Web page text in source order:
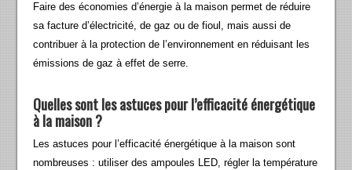
Faire des économies d’énergie à la maison permet de réduire
sa facture d’électricité, de gaz ou de fioul, mais aussi de
contribuer à la protection de l’environnement en réduisant les
émissions de gaz à effet de serre.
Quelles sont les astuces pour l’efficacité énergétique
à la maison ?
Les astuces pour l’efficacité énergétique à la maison sont
nombreuses : utiliser des ampoules LED, régler la température